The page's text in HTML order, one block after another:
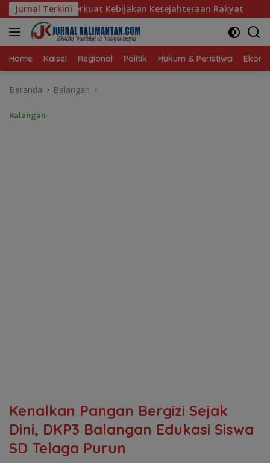
Langsung
ke
konten
Jurnal Terkini
Kesejahteraan Rakyat Baru 10 Persen, Aktivasi
Home Kalsel Regional Politik Hukum & Peristiwa
Beranda Balangan
Balangan
Kenalkan Pangan Bergizi Sejak
Dini, DKP3 Balangan Edukasi Siswa
SD Telaga Purun